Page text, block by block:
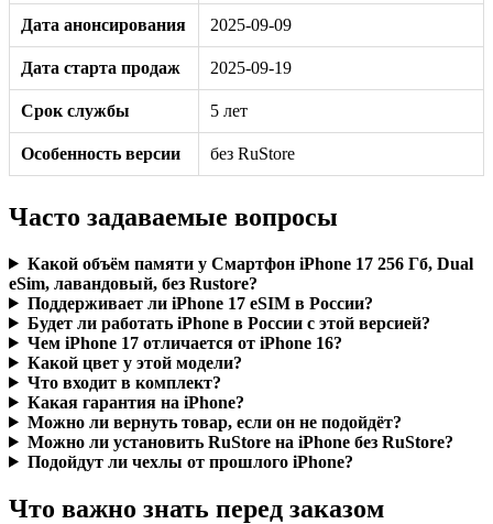
Дата анонсирования 2025-09-09
Дата старта продаж 2025-09-19
Срок службы 5 лет
Особенность версии без RuStore
Часто задаваемые вопросы
Какой объём памяти у Смартфон iPhone 17 256 Гб, Dual
eSim, лавандовый, без Rustore?
Поддерживает ли iPhone 17 eSIM в России?
Будет ли работать iPhone в России с этой версией?
Чем iPhone 17 отличается от iPhone 16?
Какой цвет у этой модели?
Что входит в комплект?
Какая гарантия на iPhone?
Можно ли вернуть товар, если он не подойдёт?
Можно ли установить RuStore на iPhone без RuStore?
Подойдут ли чехлы от прошлого iPhone?
Что важно знать перед заказом